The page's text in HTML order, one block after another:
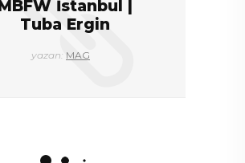
MBFW İstanbul |
Tuba Ergin
yazan: MAG